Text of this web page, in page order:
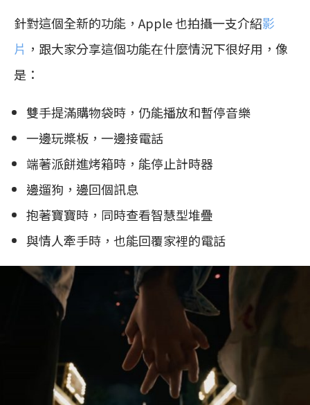
針對這個全新的功能，Apple 也拍攝一支介紹影
片 ，跟大家分享這個功能在什麼情況下很好用，像
是：
雙手提滿購物袋時，仍能播放和暫停音樂
一邊玩槳板，一邊接電話
端著派餅進烤箱時，能停止計時器
邊遛狗，邊回個訊息
抱著寶寶時，同時查看智慧型堆疊
與情人牽手時，也能回覆家裡的電話